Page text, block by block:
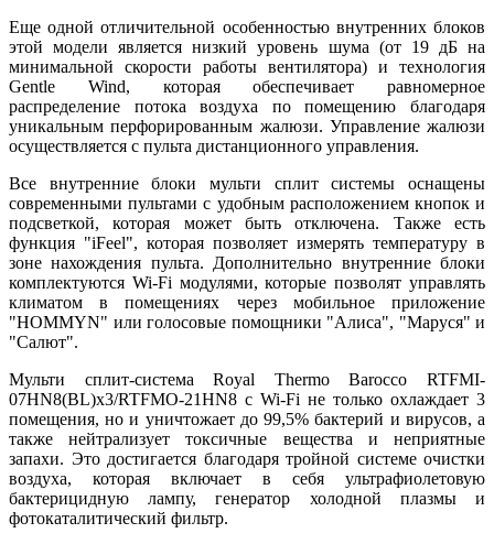
Еще одной отличительной особенностью внутренних блоков
этой модели является низкий уровень шума (от 19 дБ на
минимальной скорости работы вентилятора) и технология
Gentle Wind, которая обеспечивает равномерное
распределение потока воздуха по помещению благодаря
уникальным перфорированным жалюзи. Управление жалюзи
осуществляется с пульта дистанционного управления.
Все внутренние блоки мульти сплит системы оснащены
современными пультами с удобным расположением кнопок и
подсветкой, которая может быть отключена. Также есть
функция "iFeel", которая позволяет измерять температуру в
зоне нахождения пульта. Дополнительно внутренние блоки
комплектуются Wi-Fi модулями, которые позволят управлять
климатом в помещениях через мобильное приложение
"HOMMYN" или голосовые помощники "Алиса", "Маруся" и
"Салют".
Мульти сплит-система Royal Thermo Barocco RTFMI-
07HN8(BL)х3/RTFMO-21HN8 с Wi-Fi не только охлаждает 3
помещения, но и уничтожает до 99,5% бактерий и вирусов, а
также нейтрализует токсичные вещества и неприятные
запахи. Это достигается благодаря тройной системе очистки
воздуха, которая включает в себя ультрафиолетовую
бактерицидную лампу, генератор холодной плазмы и
фотокаталитический фильтр.